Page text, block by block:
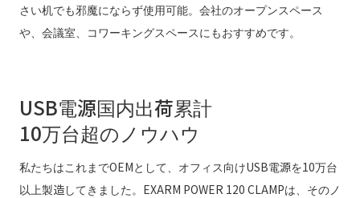
さい机でも邪魔にならず使用可能。会社のオープンスペース
や、会議室、コワーキングスペースにもおすすめです。
USB電源国内出荷累計
10万台超のノウハウ
私たちはこれまでOEMとして、オフィス向けUSB電源を10万台
以上製造してきました。EXARM POWER 120 CLAMPは、そのノ